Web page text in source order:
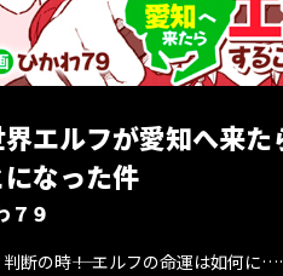
エルフが愛知へ来た
になった件
７９
断の時――！ エルフの命運は如何に